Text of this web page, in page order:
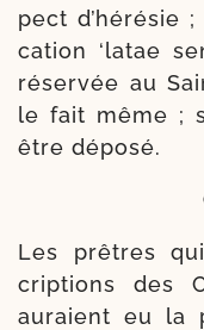
pect d’hérésie
ca­tion ‘latae
réser­vée au
le fait même ;
être déposé.
Les prêtres
crip­tions des
auraient eu la